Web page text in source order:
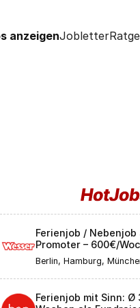
anzeigenJobletter
Ferienjob / Nebenjob
Promoter – 600€/
Berlin, Hamburg,
Bremen, Hannover,
Leipzig, Dresden,
Bielefeld, Bonn,
Ferienjob mit Sinn: Ø